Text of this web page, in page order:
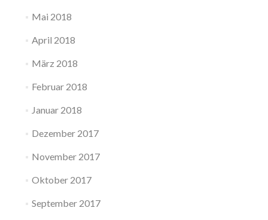
Mai 2018
April 2018
März 2018
Februar 2018
Januar 2018
Dezember 2017
November 2017
Oktober 2017
September 2017